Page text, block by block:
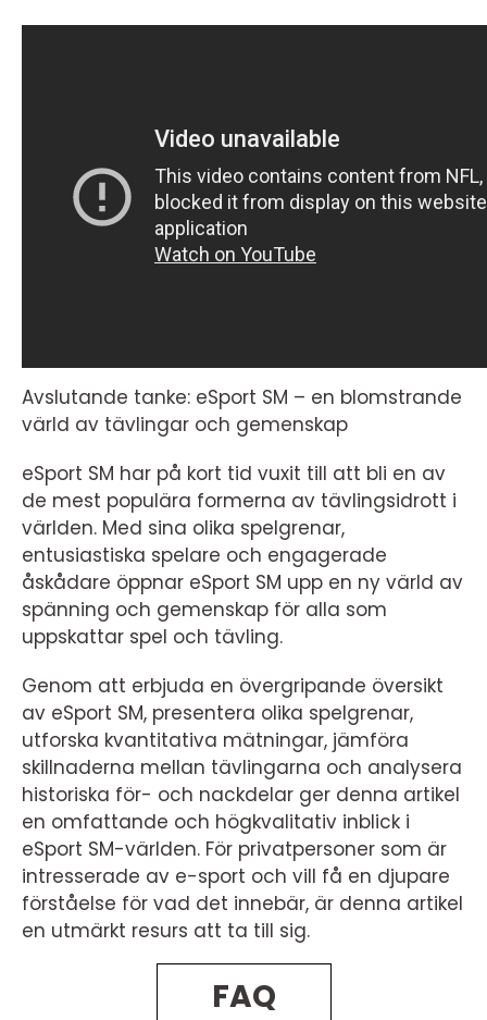
Avslutande tanke: eSport SM – en blomstrande
värld av tävlingar och gemenskap
eSport SM har på kort tid vuxit till att bli en av
de mest populära formerna av tävlingsidrott i
världen. Med sina olika spelgrenar,
entusiastiska spelare och engagerade
åskådare öppnar eSport SM upp en ny värld av
spänning och gemenskap för alla som
uppskattar spel och tävling.
Genom att erbjuda en övergripande översikt
av eSport SM, presentera olika spelgrenar,
utforska kvantitativa mätningar, jämföra
skillnaderna mellan tävlingarna och analysera
historiska för- och nackdelar ger denna artikel
en omfattande och högkvalitativ inblick i
eSport SM-världen. För privatpersoner som är
intresserade av e-sport och vill få en djupare
förståelse för vad det innebär, är denna artikel
en utmärkt resurs att ta till sig.
FAQ